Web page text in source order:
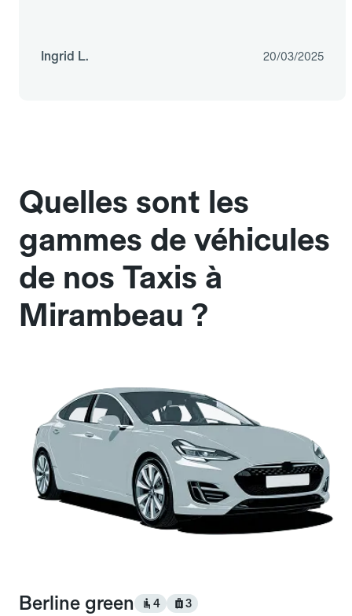
Ingrid L. 20/03/2025
Quelles sont les
gammes de véhicules
de nos Taxis à
Mirambeau ?
Berline green 4 3